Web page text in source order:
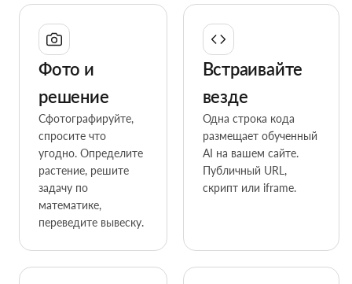
Фото и
решение
Сфотографируйте,
спросите что
угодно. Определите
растение, решите
задачу по
математике,
переведите вывеску.
Встраивайте
везде
Одна строка кода
размещает обученный
AI на вашем сайте.
Публичный URL,
скрипт или iframe.